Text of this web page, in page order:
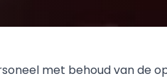
met behoud van de